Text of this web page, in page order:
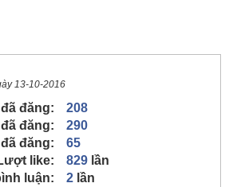
13-10-2016
đăng:
208
đăng:
290
đăng:
65
like:
829 lần
luận:
2 lần